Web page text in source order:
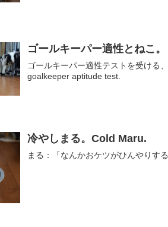
ゴールキーパー適性とねこ
ゴールキーパー適性テストを受ける
goalkeeper aptitude test.
冷やしまる。Cold Maru.
まる：「なんかおケツがひんやりす